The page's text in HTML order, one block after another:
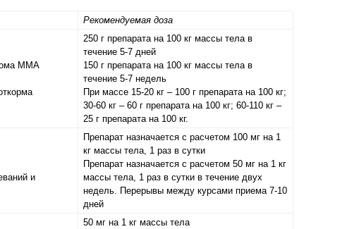
Рекомендуемая доза
ММА
250 г препарата на 100 кг массы тела в
течение 5-7 дней
150 г препарата на 100 кг массы тела в
течение 5-7 недель
При массе 15-20 кг ­­– 100 г препарата на 100 кг;
30-60 кг – 60 г препарата на 100 кг; 60-110 кг ­–
25 г препарата на 100 кг.
и
Препарат назначается с расчетом 100 мг на 1
кг массы тела, 1 раз в сутки
Препарат назначается с расчетом 50 мг на 1 кг
массы тела, 1 раз в сутки в течение двух
недель. Перерывы между курсами приема 7-10
дней
50 мг на 1 кг массы тела